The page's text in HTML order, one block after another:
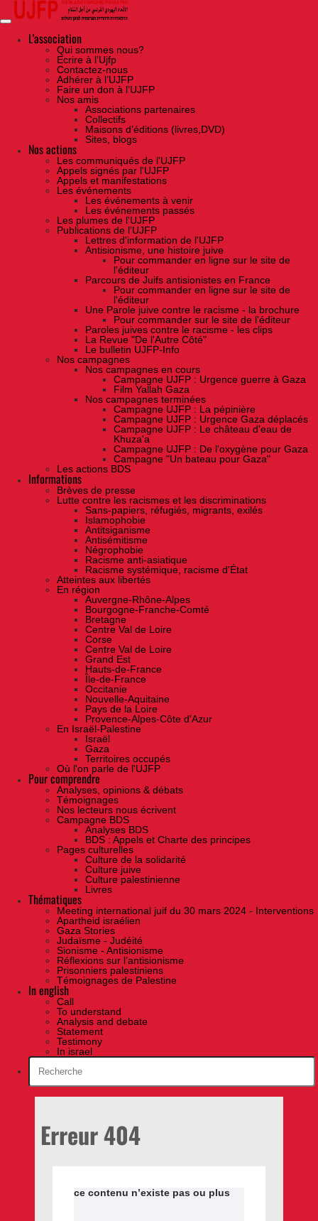
Skip
the
contentL'association
Qui sommes nous?
Ecrire à l’Ujfp
Contactez-nous
Adhérer à l’UJFP
Faire un don à l’UJFP
Nos amis
Associations partenaires
Collectifs
Maisons d’éditions (livres,DVD)
Sites, blogs
Nos actions
Les communiqués de l'UJFP
Appels signés par l'UJFP
Appels et manifestations
Les événements
Les événements à venir
Les événements passés
Les plumes de l'UJFP
Publications de l'UJFP
Lettres d'information de l'UJFP
Antisionisme, une histoire juive
Pour commander en ligne sur le site de
l'éditeur
Parcours de Juifs antisionistes en France
Pour commander en ligne sur le site de
l'éditeur
Une Parole juive contre le racisme - la brochure
Pour commander sur le site de l'éditeur
Paroles juives contre le racisme - les clips
La Revue "De l'Autre Côté"
Le bulletin UJFP-Info
Nos campagnes
Nos campagnes en cours
Campagne UJFP : Urgence guerre à Gaza
Film Yallah Gaza
Nos campagnes terminées
Campagne UJFP : La pépinière
Campagne UJFP : Urgence Gaza déplacés
Campagne UJFP : Le château d'eau de
Khuza'a
Campagne UJFP : De l'oxygène pour Gaza
Campagne "Un bateau pour Gaza"
Les actions BDS
Informations
Brèves de presse
Lutte contre les racismes et les discriminations
Sans-papiers, réfugiés, migrants, exilés
Islamophobie
Antitsiganisme
Antisémitisme
Négrophobie
Racisme anti-asiatique
Racisme systémique, racisme d'État
Atteintes aux libertés
En région
Auvergne-Rhône-Alpes
Bourgogne-Franche-Comté
Bretagne
Centre Val de Loire
Corse
Centre Val de Loire
Grand Est
Hauts-de-France
Île-de-France
Occitanie
Nouvelle-Aquitaine
Pays de la Loire
Provence-Alpes-Côte d'Azur
En Israël-Palestine
Israël
Gaza
Territoires occupés
Où l'on parle de l'UJFP
Pour comprendre
Analyses, opinions & débats
Témoignages
Nos lecteurs nous écrivent
Campagne BDS
Analyses BDS
BDS : Appels et Charte des principes
Pages culturelles
Culture de la solidarité
Culture juive
Culture palestinienne
Livres
Thématiques
Meeting international juif du 30 mars 2024 - Interventions
Apartheid israélien
Gaza Stories
Judaïsme - Judéité
Sionisme - Antisionisme
Réflexions sur l’antisionisme
Prisonniers palestiniens
Témoignages de Palestine
In english
Call
To understand
Analysis and debate
Statement
Testimony
In israel
Erreur 404
ce contenu n’existe pas ou plus